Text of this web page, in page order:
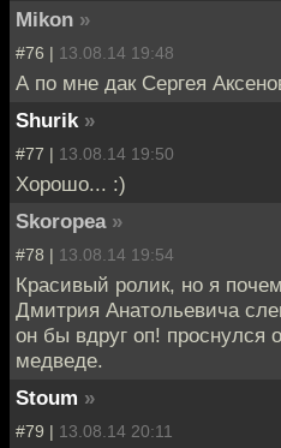
Mikon »
#76 | 13.08.14 19:48
А по мне дак Сергея
Shurik »
#77 | 13.08.14 19:50
Хорошо... :)
Skoropea »
#78 | 13.08.14 19:54
Красивый ролик, но я
Дмитрия Анатольевича
он бы вдруг оп! проснулся
медведе.
Stoum »
#79 | 13.08.14 20:11